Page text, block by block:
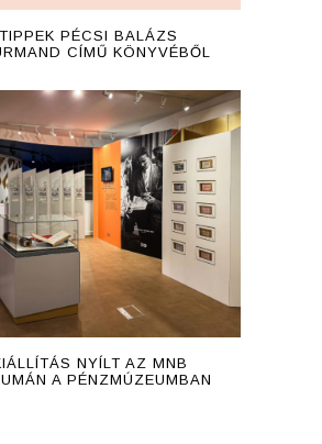
PÉCSI BALÁZS
CÍMŰ KÖNYVÉBŐL
NYÍLT AZ MNB
A PÉNZMÚZEUMBAN